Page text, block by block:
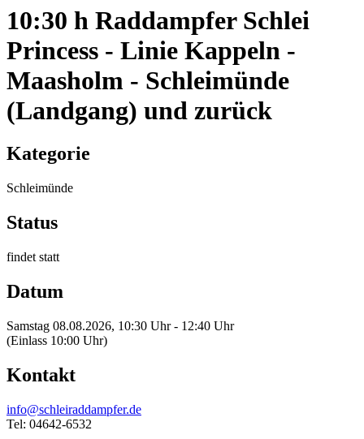
10:30 h Raddampfer Schlei
Princess - Linie Kappeln -
Maasholm - Schleimünde
(Landgang) und zurück
Kategorie
Schleimünde
Status
findet statt
Datum
Samstag 08.08.2026, 10:30 Uhr - 12:40 Uhr
(Einlass 10:00 Uhr)
Kontakt
info@schleiraddampfer.de
Tel: 04642-6532